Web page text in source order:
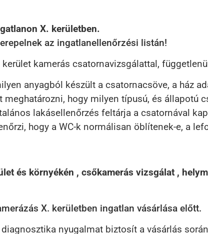
X. kerületben.
az ingatlanellenőrzési listán!
kamerás csatornavizsgálattal,
anyagból készült a csatornacsöve, a ház
hogy milyen típusú, és állapotú
lakásellenőrzés feltárja a csatornával
hogy a WC-k normálisan öblítenek-e, a
és környékén , csőkamerás vizsgálat ,
X. kerületben ingatlan vásárlása előtt.
nyugalmat biztosít a vásárlás